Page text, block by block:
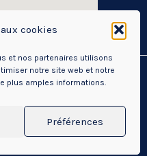
cookies
et nos partenaires utilisons
notre site web et notre
plus amples informations.
Préférences